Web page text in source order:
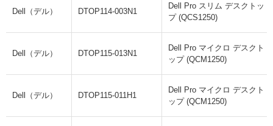
Dell（デル） DTOP114-003N1
Dell Pro スリム デスクトッ
プ (QCS1250)
Dell（デル） DTOP115-013N1
Dell Pro マイクロ デスクト
ップ (QCM1250)
Dell（デル） DTOP115-011H1
Dell Pro マイクロ デスクト
ップ (QCM1250)